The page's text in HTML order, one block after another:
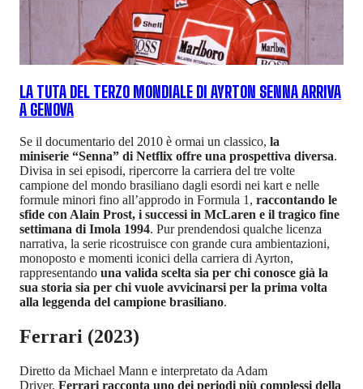
LA TUTA DEL TERZO MONDIALE DI AYRTON SENNA ARRIVA
A GENOVA
Se il documentario del 2010 è ormai un classico, la
miniserie “Senna” di Netflix offre una prospettiva diversa.
Divisa in sei episodi, ripercorre la carriera del tre volte
campione del mondo brasiliano dagli esordi nei kart e nelle
formule minori fino all’approdo in Formula 1, raccontando le
sfide con Alain Prost, i successi in McLaren e il tragico fine
settimana di Imola 1994. Pur prendendosi qualche licenza
narrativa, la serie ricostruisce con grande cura ambientazioni,
monoposto e momenti iconici della carriera di Ayrton,
rappresentando una valida scelta sia per chi conosce già la
sua storia sia per chi vuole avvicinarsi per la prima volta
alla leggenda del campione brasiliano.
Ferrari (2023)
Diretto da Michael Mann e interpretato da Adam
Driver, Ferrari racconta uno dei periodi più complessi della